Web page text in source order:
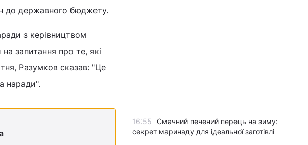
до державного бюджету.
з керівництвом
запитання про те, які
Разумков сказав: "Це
наради".
16:55
Смачний печений перець на зиму:
секрет маринаду для ідеальної заготівлі